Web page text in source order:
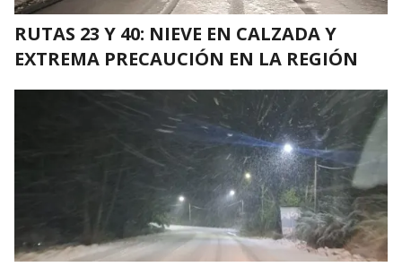
RUTAS 23 Y 40: NIEVE EN CALZADA Y
EXTREMA PRECAUCIÓN EN LA REGIÓN